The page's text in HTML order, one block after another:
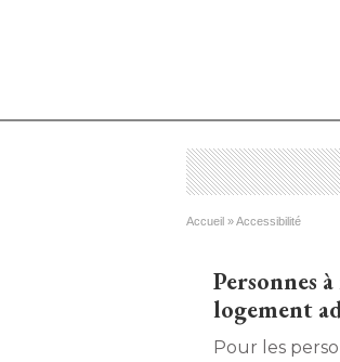
Vous êtes ici
Accueil » Accessibilité
Personnes
logement
Pour les